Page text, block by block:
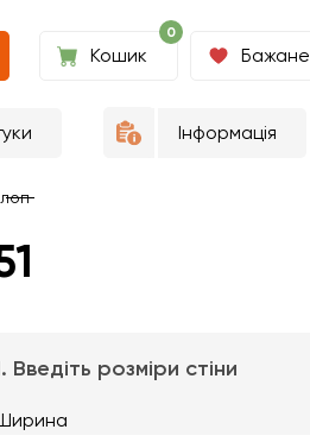
0
Кошик Бажане
Інформація
Введіть розміри стіни